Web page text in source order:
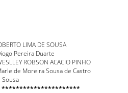
LIMA DE SOUSA
Pereira Duarte
ROBSON ACACIO PINHO
Moreira Sousa de Castro
Sousa
**********************